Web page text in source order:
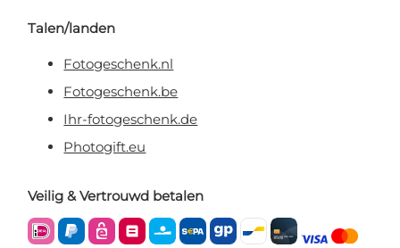
Talen/landen
Fotogeschenk.nl
Fotogeschenk.be
Ihr-fotogeschenk.de
Photogift.eu
Veilig & Vertrouwd betalen